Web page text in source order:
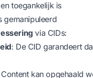
toegankelijk is
gemanipuleerd
via CIDs:
: De CID garandeert
kan opgehaald